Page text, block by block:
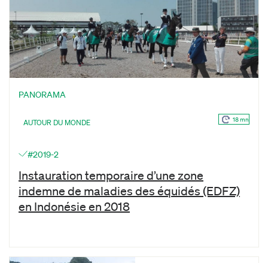
PANORAMA
AUTOUR DU MONDE 18 mn
#2019-2
Instauration temporaire d’une zone
indemne de maladies des équidés (EDFZ)
en Indonésie en 2018